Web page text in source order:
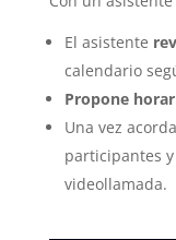
El asistente
calendario
Propone
Una vez
participantes
videollamada.